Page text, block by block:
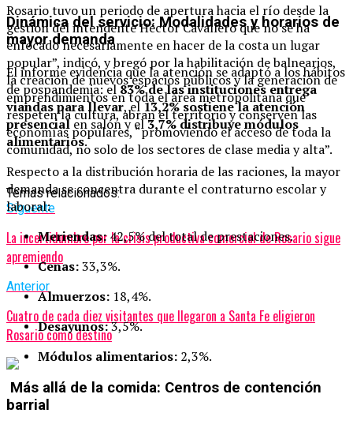
Rosario tuvo un periodo de apertura hacia el río desde la
gestión del intendente Héctor Cavallero que no se ha
enfocado necesariamente en hacer de la costa un lugar
popular”, indicó, y bregó por la habilitación de balnearios,
la creación de nuevos espacios públicos y la generación de
emprendimientos en toda el área metropolitana que
respeten la cultura, abran el territorio y conserven las
economías populares, “promoviendo el acceso de toda la
comunidad, no solo de los sectores de clase media y alta”.
Temas relacionados:
Siguente
La incertidumbre por la crisis productiva comercial de Rosario sigue
apremiendo
Anterior
Cuatro de cada diez visitantes que llegaron a Santa Fe eligieron
Rosario como destino
Dinámica del servicio: Modalidades y horarios de
mayor demanda
El informe evidencia que la atención se adaptó a los hábitos
de pospandemia: el83% de las instituciones entrega
viandas para llevar, el13,2% sostiene la atención
presencialen salón y el3,7% distribuye módulos
alimentarios.
Respecto a la distribución horaria de las raciones, la mayor
demanda se concentra durante el contraturno escolar y
laboral:
Meriendas:42,5% del total de prestaciones.
Cenas:33,3%.
Almuerzos: 18,4%.
Desayunos:3,5%.
Módulos alimentarios: 2,3%.
Más allá de la comida: Centros de contención
barrial